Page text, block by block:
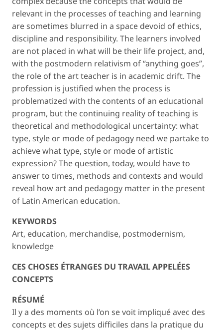
relevant in the processes of teaching and learning
are sometimes blurred in a space devoid of ethics,
discipline and responsibility. The learners involved
are not placed in what will be their life project, and,
with the postmodern relativism of “anything goes”,
the role of the art teacher is in academic drift. The
profession is justified when the process is
problematized with the contents of an educational
program, but the continuing reality of teaching is
theoretical and methodological uncertainty: what
type, style or mode of pedagogy need we partake to
achieve what type, style or mode of artistic
expression? The question, today, would have to
answer to times, methods and contexts and would
reveal how art and pedagogy matter in the present
of Latin American education.
KEYWORDS
Art, education, merchandise, postmodernism,
knowledge
CES CHOSES ÉTRANGES DU TRAVAIL APPELÉES
CONCEPTS
RÉSUMÉ
Il y a des moments où l’on se voit impliqué avec des
concepts et des sujets difficiles dans la pratique du